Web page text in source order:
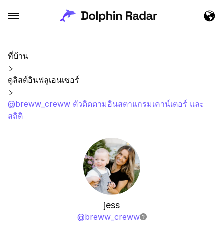
ที่บ้าน
ดูลิสต์อินฟลูเอนเซอร์
@breww_creww ตัวติดตามอินสตาแกรมเคาน์เตอร์ และ
สถิติ
jess
@breww_creww